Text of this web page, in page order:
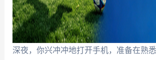
深夜，你兴冲冲地打开手机，准备在熟